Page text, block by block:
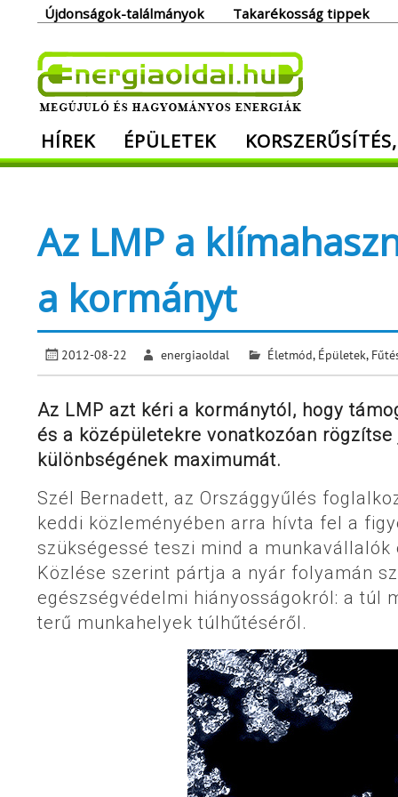
Újdonságok-találmányok Takarékosság tippek
Megújuló és hagyományos energiák.
HÍREK ÉPÜLETEK
Az LMP a
a kormányt
2012-08-22 energiaoldal Életmód, Épületek,
Az LMP azt kéri a kormánytól, hogy
és a középületekre vonatkozóan
különbségének maximumát.
Szél Bernadett, az Országgyűlés
keddi közleményében arra hívta fel a
szükségessé teszi mind a
Közlése szerint pártja a nyár folyamán
egészségvédelmi hiányosságokról: a túl
terű munkahelyek túlhűtéséről.